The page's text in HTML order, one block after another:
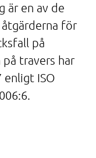
är en av de
för
på
travers har
enligt ISO